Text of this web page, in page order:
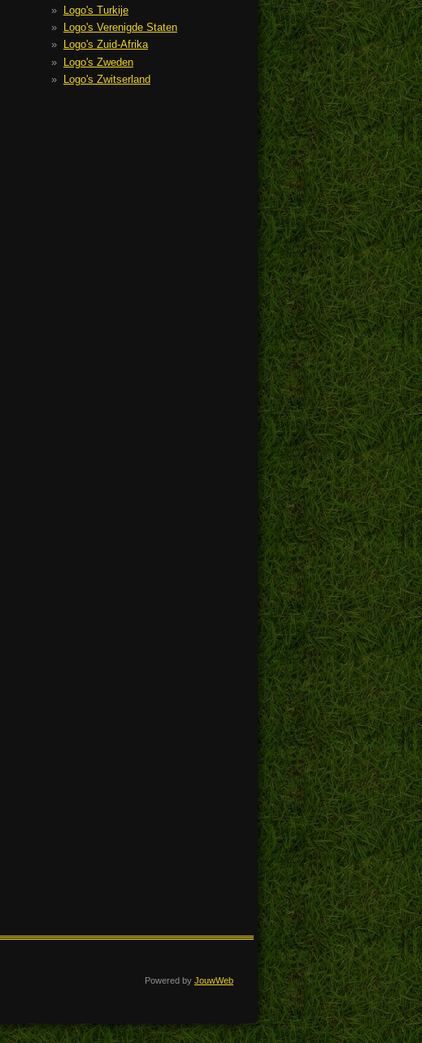
Logo's Turkije
Logo's Verenigde Staten
Logo's Zuid-Afrika
Logo's Zweden
Logo's Zwitserland
Powered by JouwWeb